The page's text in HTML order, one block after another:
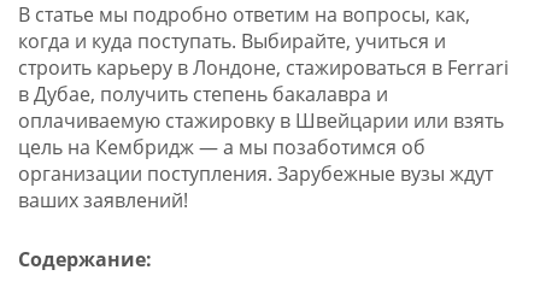
В статье мы подробно ответим на вопросы, как,
когда и куда поступать. Выбирайте, учиться и
строить карьеру в Лондоне, стажироваться в Ferrari
в Дубае, получить степень бакалавра и
оплачиваемую стажировку в Швейцарии или взять
цель на Кембридж — а мы позаботимся об
организации поступления. Зарубежные вузы ждут
ваших заявлений!
Содержание: